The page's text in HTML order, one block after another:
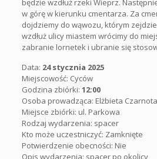
będzie wzdłuż rzeki Wieprz.
w górę w kierunku cmentarza. Za
dojdziemy do wąwozu, którym
wzdłuż ulicy miastem wrócimy do
zabranie lornetek i ubranie się
Data: 24 stycznia 2025
Miejscowość: Cyców
Godzina zbiórki: 12:00
Osoba prowadząca: Elżbieta Czarnota
Miejsce zbiórki: ul. Parkowa
Rodzaj wydarzenia: spacer
Kto może uczestniczyć: Zamknięte
Potwierdzenie obecności: Nie
Opis wydarzenia: spacer po okolicy